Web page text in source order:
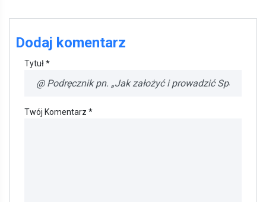
Dodaj komentarz
Tytuł *
Twój Komentarz *